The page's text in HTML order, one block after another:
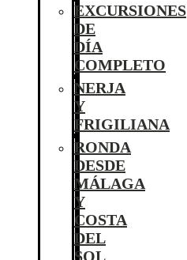
EXCURSIONES
DE
DÍA
COMPLETO
NERJA
Y
FRIGILIANA
RONDA
DESDE
MÁLAGA
Y
COSTA
DEL
SOL